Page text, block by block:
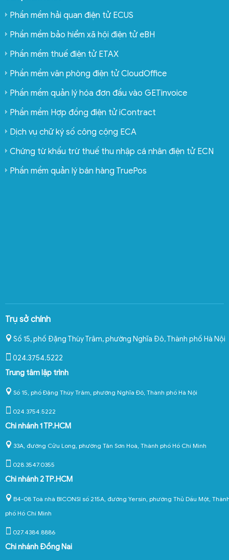
Phần mềm hải quan điện tử ECUS
Phần mềm bảo hiểm xã hội điện tử eBH
Phần mềm thuế điện tử ETAX
Phần mềm văn phòng điện tử CloudOffice
Phần mềm quản lý hóa đơn đầu vào GETinvoice
Phần mềm Hợp đồng điện tử iContract
Dịch vụ chữ ký số công cộng ECA
Chứng từ khấu trừ thuế thu nhập cá nhân điện tử ECN
Phần mềm quản lý bán hàng TruePos
Trụ sở chính
Số 15, phố Đặng Thùy Trâm, phường Nghĩa Đô,Thành phố Hà Nội
024.3754.5222
Trung tâm lập trình
Số 15, phố Đặng Thùy Trâm, phường Nghĩa Đô, Thành phố Hà Nội
024.3754.5222
Chi nhánh 1 TP.HCM
33A, đường Cửu Long, phường Tân Sơn Hoà, Thành phố Hồ Chí Minh
028.3547.0355
Chi nhánh 2 TP.HCM
B4-08 Toà nhà BICONSI số 215A, đường Yersin, phường Thủ Dầu Một,
phố Hồ Chí Minh
027.4384.8886
Chi nhánh Đồng Nai